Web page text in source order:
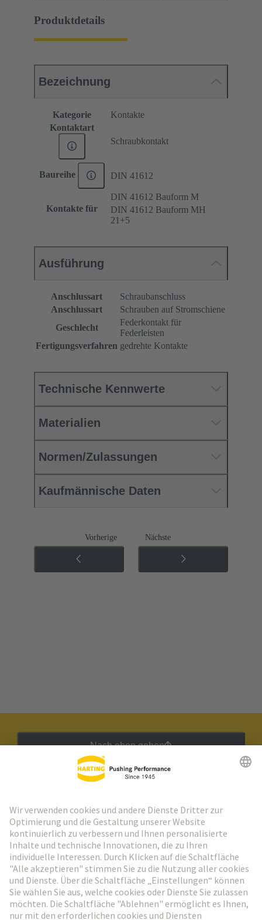
Produktdetails
Bezeichnung
Kategorie
Kontakte
Kontaktart
Schraubkontakt
Baureihe DIN 41612
Kontakte für
DIN 41612 Bauform M
DIN 41612 Bauform MH
21+5
Ausführung
Anschlussart
Schraubanschluss
Anschlussart
Schrauben auf Stromschiene
Geschlecht
Federkontakt für
Federleisten
Fertigungsverfahren gedrehte Kontakte
Technische Kennwerte
Materialien
Normen/Zulassungen
Kaufmännische Daten
Vorherige Nächste
Nach oben gehen
Weiter zur Anmeldung
Social Media